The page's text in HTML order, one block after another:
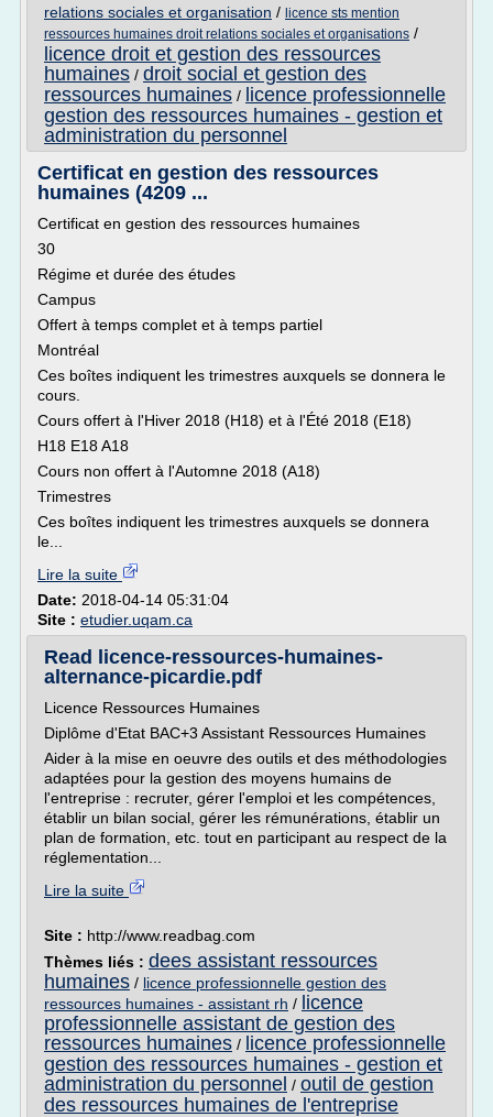
relations sociales et organisation / licence sts mention
ressources humaines droit relations sociales et organisations /
licence droit et gestion des ressources
humaines / droit social et gestion des
ressources humaines / licence professionnelle
gestion des ressources humaines - gestion et
administration du personnel
Certificat en gestion des ressources
humaines (4209 ...
Certificat en gestion des ressources humaines
30
Régime et durée des études
Campus
Offert à temps complet et à temps partiel
Montréal
Ces boîtes indiquent les trimestres auxquels se donnera le
cours.
Cours offert à l'Hiver 2018 (H18) et à l'Été 2018 (E18)
H18 E18 A18
Cours non offert à l'Automne 2018 (A18)
Trimestres
Ces boîtes indiquent les trimestres auxquels se donnera
le...
Lire la suite
Date: 2018-04-14 05:31:04
Site : etudier.uqam.ca
Read licence-ressources-humaines-
alternance-picardie.pdf
Licence Ressources Humaines
Diplôme d'Etat BAC+3 Assistant Ressources Humaines
Aider à la mise en oeuvre des outils et des méthodologies
adaptées pour la gestion des moyens humains de
l'entreprise : recruter, gérer l'emploi et les compétences,
établir un bilan social, gérer les rémunérations, établir un
plan de formation, etc. tout en participant au respect de la
réglementation...
Lire la suite
Site : http://www.readbag.com
Thèmes liés : dees assistant ressources
humaines / licence professionnelle gestion des
ressources humaines - assistant rh / licence
professionnelle assistant de gestion des
ressources humaines / licence professionnelle
gestion des ressources humaines - gestion et
administration du personnel / outil de gestion
des ressources humaines de l'entreprise